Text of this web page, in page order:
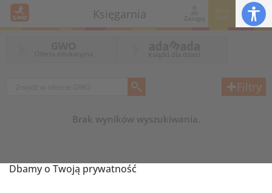
Księgarnia Zaloguj
Moje
GWO
Oferta edukacyjna Książki dla dzieci
Filtry
Brak wyników wyszukiwania.
Dbamy o Twoją prywatność